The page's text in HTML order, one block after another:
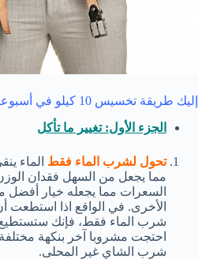
إليك طريقة تخسيس 10 كيلو في أسبوعين
الجزء الأول: تغيير ما تأكل
تحول لشرب الماء فقط الماء
مما يجعل من السهل فقدان
السعرات مما يجعله خيار أفضل
الأخرى. في الواقع اذا
شرب الماء فقط، فإنك ستستطيع
احتجت مشروبا آخر بنكهة
شرب الشاي غير المحلى.